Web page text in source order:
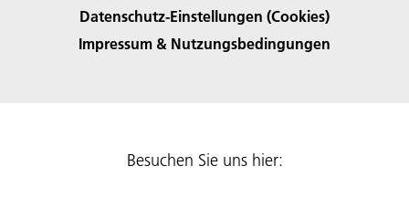
Datenschutz-Einstellungen (Cookies)
Impressum & Nutzungsbedingungen
Besuchen Sie uns hier: